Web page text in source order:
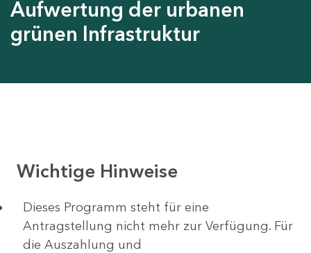
Aufwertung der urbanen
grünen Infrastruktur
Wichtige Hinweise
Dieses Programm steht für eine
Antragstellung nicht mehr zur Verfügung. Für
die Auszahlung und